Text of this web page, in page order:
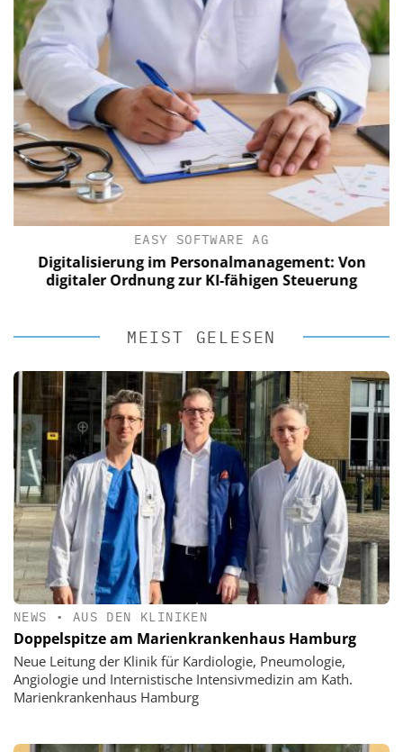
EASY SOFTWARE AG
Digitalisierung im Personalmanagement: Von
digitaler Ordnung zur KI-fähigen Steuerung
MEIST GELESEN
NEWS • AUS DEN KLINIKEN
Doppelspitze am Marienkrankenhaus Hamburg
Neue Leitung der Klinik für Kardiologie, Pneumologie,
Angiologie und Internistische Intensivmedizin am Kath.
Marienkrankenhaus Hamburg